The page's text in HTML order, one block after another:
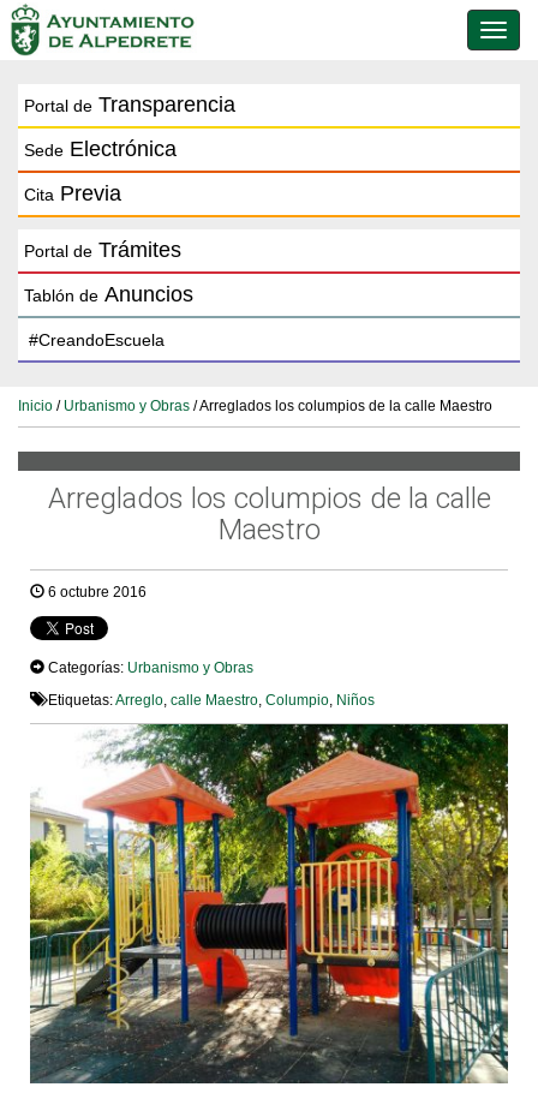
de
Portal de Transparencia
Sede Electrónica
Cita Previa
Portal de Trámites
Tablón de Anuncios
Inicio / Urbanismo y Obras / Arreglados los columpios de la calle Maestro
Arreglados los columpios de la calle
Maestro
6 octubre 2016
Categorías: Urbanismo y Obras
Etiquetas:Arreglo calle Maestro Columpio Niños